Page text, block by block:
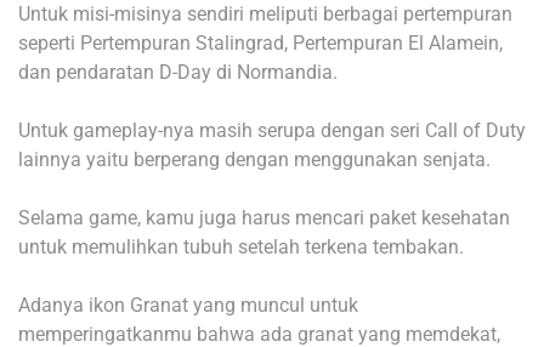
Untuk misi-misinya sendiri meliputi berbagai pertempuran
seperti Pertempuran Stalingrad, Pertempuran El Alamein,
dan pendaratan D-Day di Normandia.
Untuk gameplay-nya masih serupa dengan seri Call of Duty
lainnya yaitu berperang dengan menggunakan senjata.
Selama game, kamu juga harus mencari paket kesehatan
untuk memulihkan tubuh setelah terkena tembakan.
Adanya ikon Granat yang muncul untuk
memperingatkanmu bahwa ada granat yang memdekat,